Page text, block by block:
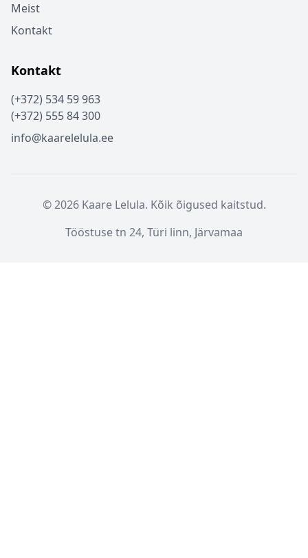
Meist
Kontakt
Kontakt
(+372) 534 59 963
(+372) 555 84 300
info@kaarelelula.ee
© 2026 Kaare Lelula. Kõik õigused kaitstud.
Tööstuse tn 24, Türi linn, Järvamaa